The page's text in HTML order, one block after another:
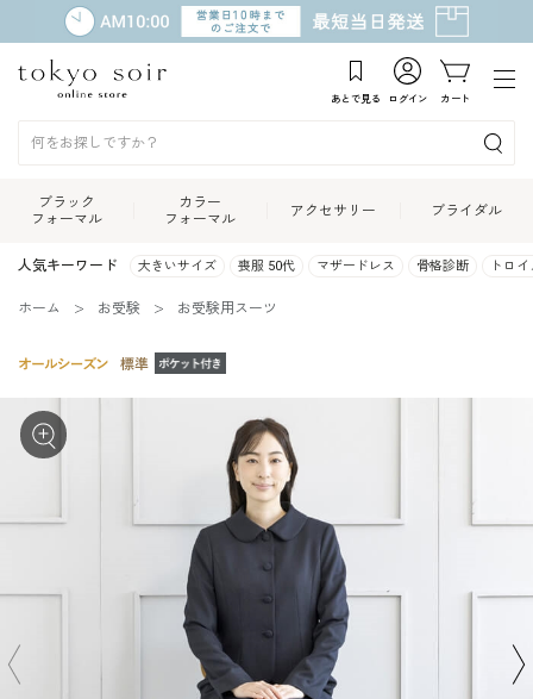
あとで見る ログイン カート
ブラック
フォーマル
カラー
フォーマル
アクセサリー ブライダル
人気キーワード 大きいサイズ 喪服 50代 マザードレス 骨格診断 トロ
ホーム お受験 お受験用スーツ